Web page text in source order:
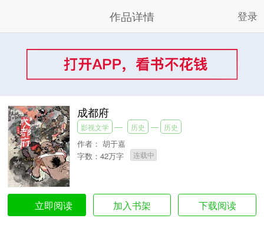
作品详情 登录
成都府
影视文学 历史 历史
作者： 胡于嘉
字数：42万字
连载中
立即阅读 加入书架 下载阅读